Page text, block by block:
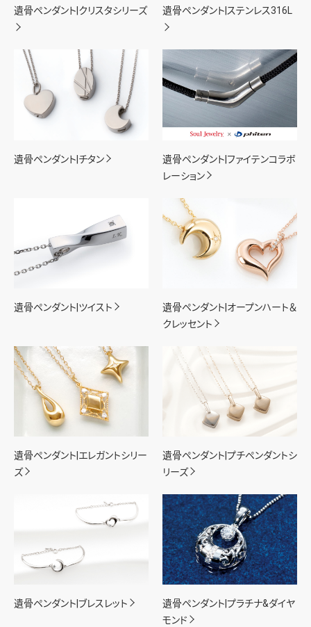
遺骨ペンダント|クリスタシリーズ 遺骨ペンダント|ステンレス316L
遺骨ペンダント|チタン
遺骨ペンダント|ファイテンコラボ
レーション
遺骨ペンダント|ツイスト
遺骨ペンダント|オープンハート＆
クレッセント
遺骨ペンダント|エレガントシリー
ズ
遺骨ペンダント|プチペンダントシ
リーズ
遺骨ペンダント|ブレスレット
遺骨ペンダント|プラチナ&ダイヤ
モンド